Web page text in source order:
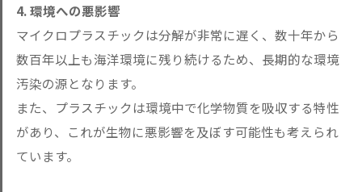
4. 環境への悪影響
マイクロプラスチックは分解が非常に遅く、数十年から
数百年以上も海洋環境に残り続けるため、長期的な環境
汚染の源となります。
また、プラスチックは環境中で化学物質を吸収する特性
があり、これが生物に悪影響を及ぼす可能性も考えられ
ています。